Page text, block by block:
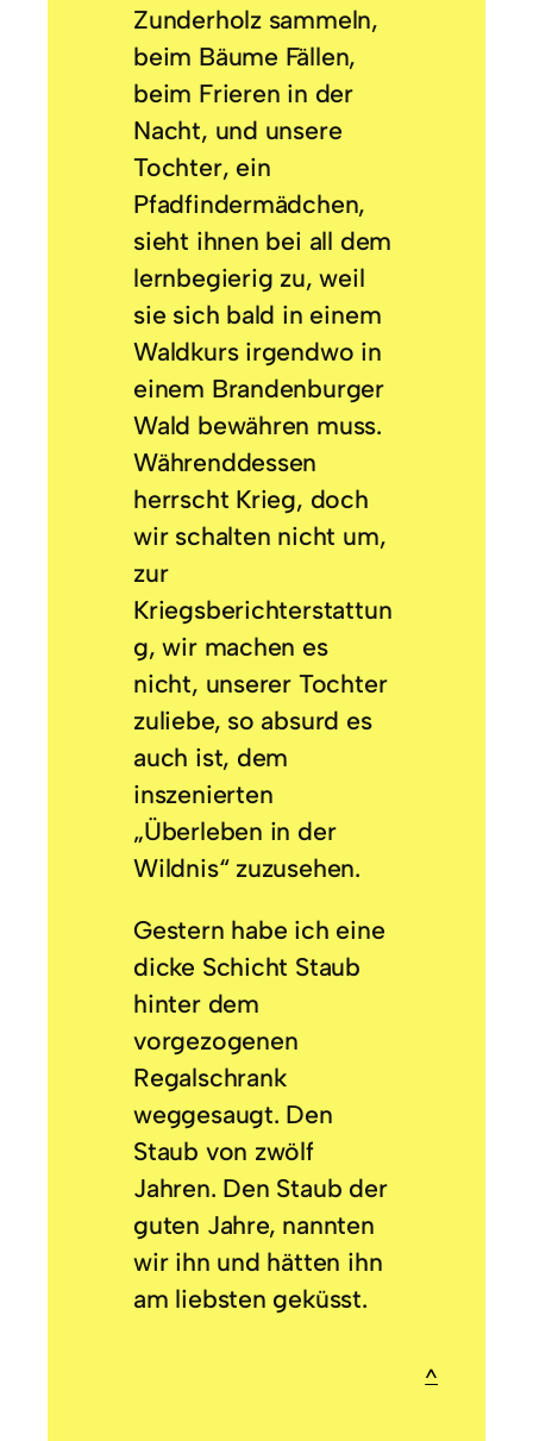
Zunderholz sammeln,
beim Bäume Fällen,
beim Frieren in der
Nacht, und unsere
Tochter, ein
Pfadfindermädchen,
sieht ihnen bei all dem
lernbegierig zu, weil
sie sich bald in einem
Waldkurs irgendwo in
einem Brandenburger
Wald bewähren muss.
Währenddessen
herrscht Krieg, doch
wir schalten nicht um,
zur
Kriegsberichterstattun
g, wir machen es
nicht, unserer Tochter
zuliebe, so absurd es
auch ist, dem
inszenierten
„Überleben in der
Wildnis“ zuzusehen.
Gestern habe ich eine
dicke Schicht Staub
hinter dem
vorgezogenen
Regalschrank
weggesaugt. Den
Staub von zwölf
Jahren. Den Staub der
guten Jahre, nannten
wir ihn und hätten ihn
am liebsten geküsst.
^